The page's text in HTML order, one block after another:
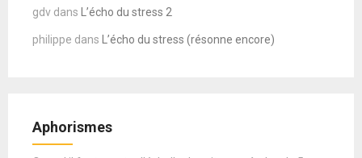
gdv dans L’écho du stress 2
philippe dans L’écho du stress (résonne encore)
Aphorismes